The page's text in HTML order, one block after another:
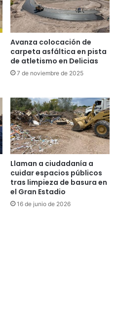
Avanza colocación de
carpeta asfáltica en pista
de atletismo en Delicias
7 de noviembre de 2025
Llaman a ciudadanía a
cuidar espacios públicos
tras limpieza de basura en
el Gran Estadio
16 de junio de 2026